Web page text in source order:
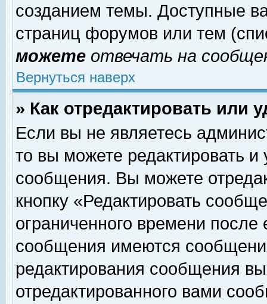
созданием темы. Доступные
страниц форумов или тем
можете отвечать на
Вернуться наверх
» Как отредактировать или
Если вы не являетесь
то вы можете редактировать и
сообщения. Вы можете
кнопку «Редактировать
ограниченного времени
сообщения имеются
редактирования сообщения
отредактированного вами